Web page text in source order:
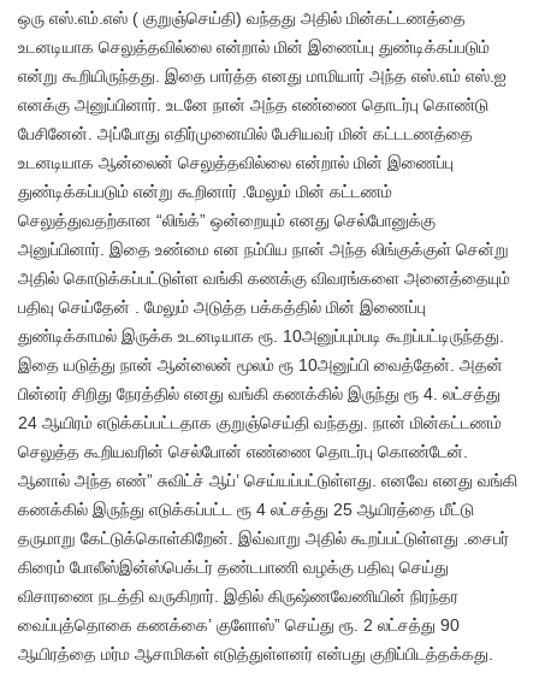
ஒரு எஸ்.எம்.எஸ் ( குறுஞ்செய்தி) வந்தது அதில் மின்கட்டணத்தை
உடனடியாக செலுத்தவில்லை என்றால் மின் இணைப்பு துண்டிக்கப்படும்
என்று கூறியிருந்தது. இதை பார்த்த எனது மாமியார் அந்த எஸ்.எம் எஸ்.ஐ
எனக்கு அனுப்பினார். உடனே நான் அந்த எண்ணை தொடர்பு கொண்டு
பேசினேன். அப்போது எதிர்முனையில் பேசியவர் மின் கட்டடணத்தை
உடனடியாக ஆன்லைன் செலுத்தவில்லை என்றால் மின் இணைப்பு
துண்டிக்கப்படும் என்று கூறினார் .மேலும் மின் கட்டணம்
செலுத்துவதற்கான “லிங்க்” ஒன்றையும் எனது செல்போனுக்கு
அனுப்பினார். இதை உண்மை என நம்பிய நான் அந்த லிங்குக்குள் சென்று
அதில் கொடுக்கப்பட்டுள்ள வங்கி கணக்கு விவரங்களை அனைத்தையும்
பதிவு செய்தேன் . மேலும் அடுத்த பக்கத்தில் மின் இணைப்பு
துண்டிக்காமல் இருக்க உடனடியாக ரூ. 10அனுப்பும்படி கூறப்பட்டிருந்தது.
இதை யடுத்து நான் ஆன்லைன் மூலம் ரூ 10அனுப்பி வைத்தேன். அதன்
பின்னர் சிறிது நேரத்தில் எனது வங்கி கணக்கில் இருந்து ரூ 4. லட்சத்து
24 ஆயிரம் எடுக்கப்பட்டதாக குறுஞ்செய்தி வந்தது. நான் மின்கட்டணம்
செலுத்த கூறியவரின் செல்போன் எண்ணை தொடர்பு கொண்டேன்.
ஆனால் அந்த எண்” சுவிட்ச் ஆப்’ செய்யப்பட்டுள்ளது. எனவே எனது வங்கி
கணக்கில் இருந்து எடுக்கப்பட்ட ரூ 4 லட்சத்து 25 ஆயிரத்தை மீட்டு
தருமாறு கேட்டுக்கொள்கிறேன். இவ்வாறு அதில் கூறப்பட்டுள்ளது .சைபர்
கிரைம் போலீஸ்இன்ஸ்பெக்டர் தண்டபாணி வழக்கு பதிவு செய்து
விசாரணை நடத்தி வருகிறார். இதில் கிருஷ்ணவேணியின் நிரந்தர
வைப்புத்தொகை கணக்கை’ குளோஸ்” செய்து ரூ. 2 லட்சத்து 90
ஆயிரத்தை மர்ம ஆசாமிகள் எடுத்துள்ளனர் என்பது குறிப்பிடத்தக்கது.